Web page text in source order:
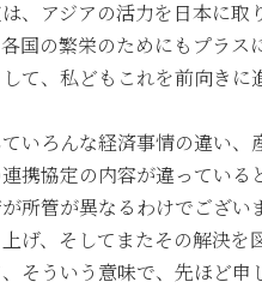
アジアの活力を日本に取
国の繁栄のためにもプラス
て、私どもこれを前向き
いろんな経済事情の違い
携協定の内容が違っている
所管が異なるわけでござい
げ、そしてまたその解決を
そういう意味で、先ほど